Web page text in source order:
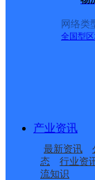
网络类
全国型
产业资讯
最新资讯
态
行业资
流知识
止，
轩苑
合肥